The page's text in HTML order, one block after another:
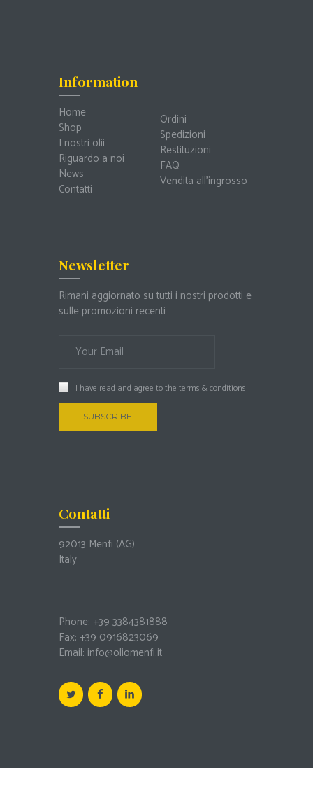
Information
Home
Shop
I nostri olii
Riguardo a noi
News
Contatti
Ordini
Spedizioni
Restituzioni
FAQ
Vendita all’ingrosso
Newsletter
Rimani aggiornato su tutti i nostri prodotti e
sulle promozioni recenti
I have read and agree to the terms & conditions
Contatti
92013 Menfi (AG)
Italy
Phone: +39 3384381888
Fax: +39 0916823069
Email: info@oliomenfi.it